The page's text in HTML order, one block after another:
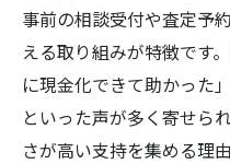
事前の相談受付や査定予
える取り組みが特徴です
に現金化できて助かった
といった声が多く寄せら
さが高い支持を集める理由